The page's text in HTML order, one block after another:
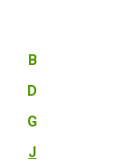
B
D
G
J